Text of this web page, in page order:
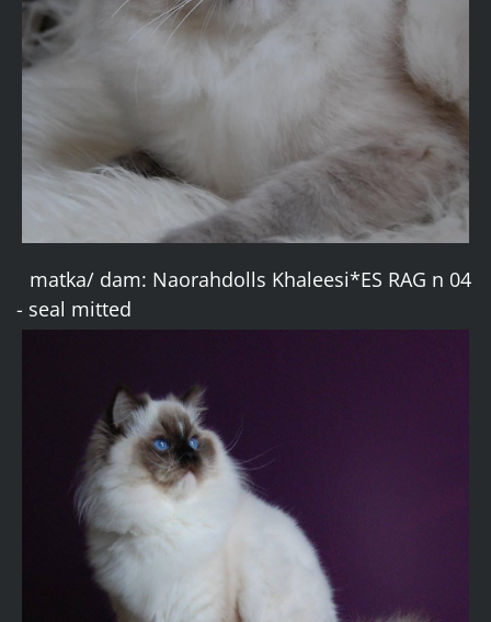
matka/ dam: Naorahdolls Khaleesi*ES RAG n 04
- seal mitted